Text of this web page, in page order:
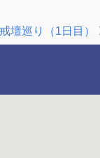
壇巡り（1日目）